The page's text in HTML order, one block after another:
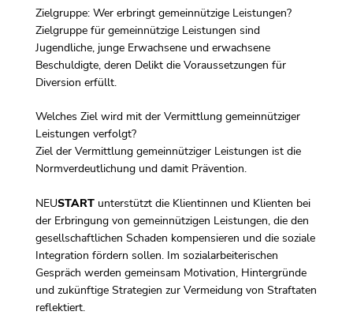
Zielgruppe: Wer erbringt gemeinnützige Leistungen?
Zielgruppe für gemeinnützige Leistungen sind
Jugendliche, junge Erwachsene und erwachsene
Beschuldigte, deren Delikt die Voraussetzungen für
Diversion erfüllt.
Welches Ziel wird mit der Vermittlung gemeinnütziger
Leistungen verfolgt?
Ziel der Vermittlung gemeinnütziger Leistungen ist die
Normverdeutlichung und damit Prävention.
NEUSTARTunterstützt die Klientinnen und Klienten bei
der Erbringung von gemeinnützigen Leistungen, die den
gesellschaftlichen Schaden kompensieren und die soziale
Integration fördern sollen. Im sozialarbeiterischen
Gespräch werden gemeinsam Motivation, Hintergründe
und zukünftige Strategien zur Vermeidung von Straftaten
reflektiert.